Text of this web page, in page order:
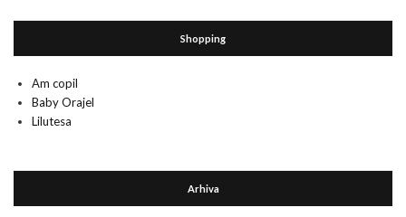
Shopping
Am copil
Baby Orajel
Lilutesa
Arhiva